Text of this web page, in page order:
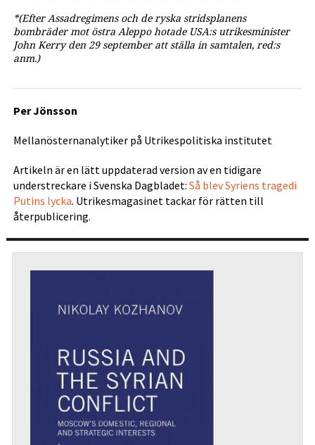
*(Efter Assadregimens och de ryska stridsplanens
bombräder mot östra Aleppo hotade USA:s utrikesminister
John Kerry den 29 september att ställa in samtalen, red:s
anm.)
Per Jönsson
Mellanösternanalytiker på Utrikespolitiska institutet
Artikeln är en lätt uppdaterad version av en tidigare
understreckare i Svenska Dagbladet: Så blev Syriens tragedi
Putins lycka. Utrikesmagasinet tackar för rätten till
återpublicering.